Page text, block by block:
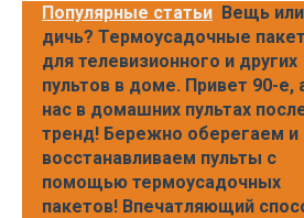
Популярные статьи Вещь или
дичь? Термоусадочные
для телевизионного и других
пультов в доме. Привет 90-е,
нас в домашних пультах
тренд! Бережно оберегаем и
восстанавливаем пульты с
помощью термоусадочных
пакетов! Впечатляющий